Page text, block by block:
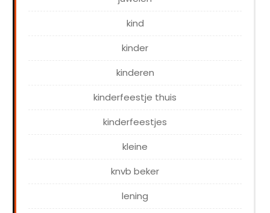
kind
kinder
kinderen
kinderfeestje thuis
kinderfeestjes
kleine
knvb beker
lening